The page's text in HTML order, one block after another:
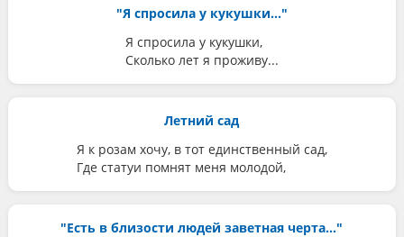
"Я спросила у кукушки..."
Я спросила у кукушки,
Сколько лет я проживу...
Летний сад
Я к розам хочу, в тот единственный сад,
Где статуи помнят меня молодой,
"Есть в близости людей заветная черта..."